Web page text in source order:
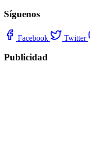
Síguenos
Facebook Twitter
Publicidad